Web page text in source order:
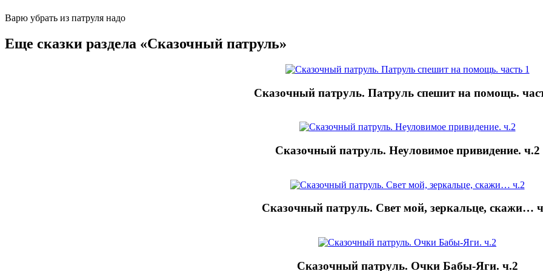
Варю убрать из патруля надо
Еще сказки раздела «Сказочный патруль»
Сказочный патруль. Патруль спешит на помощь.
Сказочный патруль. Неуловимое привидение. ч.2
Сказочный патруль. Свет мой, зеркальце, скажи…
Сказочный патруль. Очки Бабы-Яги. ч.2